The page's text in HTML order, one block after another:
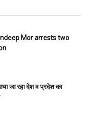
Mor arrests two
जा रहा देश व प्रदेश का